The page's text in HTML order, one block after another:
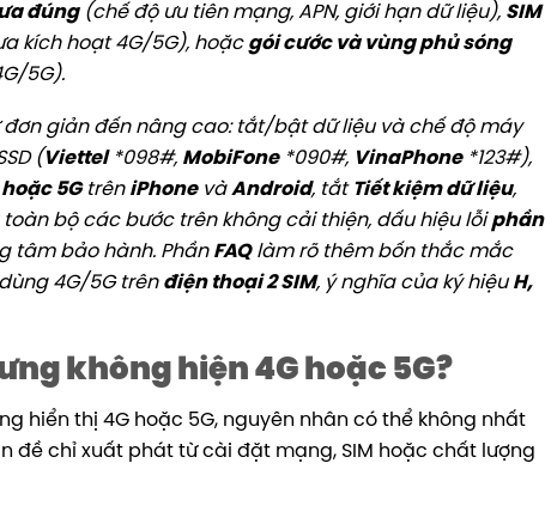
đúng(chế độ ưu tiên mạng, APN, giới hạn dữ liệu), SIM
kích hoạt 4G/5G), hoặc gói cước và vùng phủ sóng
5G).
giản đến nâng cao: tắt/bật dữ liệu và chế độ máy
(Viettel*098#, MobiFone*090#, VinaPhone*123#),
5Gtrên iPhonevàAndroid, tắt Tiết kiệm dữ liệu,
bộ các bước trên không cải thiện, dấu hiệu lỗiphần
tâm bảo hành. Phần FAQlàm rõ thêm bốn thắc mắc
4G/5G trên điện thoại 2 SIM, ý nghĩa của ký hiệu H,
không hiện 4G hoặc 5G?
hiển thị 4G hoặc 5G, nguyên nhân có thể không nhất
đề chỉ xuất phát từ cài đặt mạng, SIM hoặc chất lượng